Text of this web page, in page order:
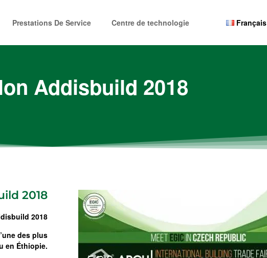
Prestations De Service Centre de technologie Français
Addisbuild 2018
2018
2018
des plus
en Éthiopie.